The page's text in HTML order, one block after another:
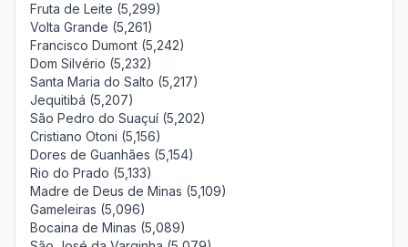
Fruta de Leite (5,299)
Volta Grande (5,261)
Francisco Dumont (5,242)
Dom Silvério (5,232)
Santa Maria do Salto (5,217)
Jequitibá (5,207)
São Pedro do Suaçuí (5,202)
Cristiano Otoni (5,156)
Dores de Guanhães (5,154)
Rio do Prado (5,133)
Madre de Deus de Minas (5,109)
Gameleiras (5,096)
Bocaina de Minas (5,089)